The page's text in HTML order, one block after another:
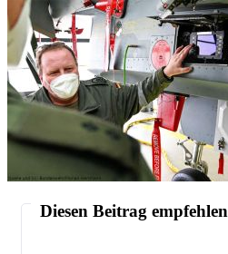
Diesen Beitrag empfehlen